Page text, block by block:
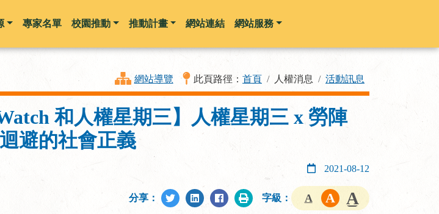
跳到主要內容
專家名單 校園推動 推動計畫 網站連結 網站服務
網站導覽 此頁路徑： 首頁 人權消息 活動訊息
和人權星期三】人權星期三 x 勞陣
避的社會正義
2021-08-12
分享： 字級：